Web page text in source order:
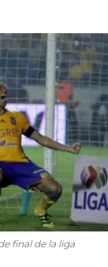
final de la liga